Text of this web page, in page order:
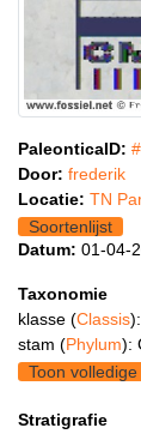
PaleonticaID:
Door: frederik
Locatie: TN
Soortenlijst
Datum: 01-04-
Taxonomie
klasse (Classis):
stam (Phylum):
Toon
Stratigrafie